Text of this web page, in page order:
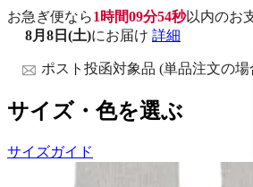
お急ぎ便なら1時間09分53秒以内のお
8月8日(土)にお届け 詳細
ポスト投函対象品 (単品注文の場
サイズ・色を選ぶ
サイズガイド